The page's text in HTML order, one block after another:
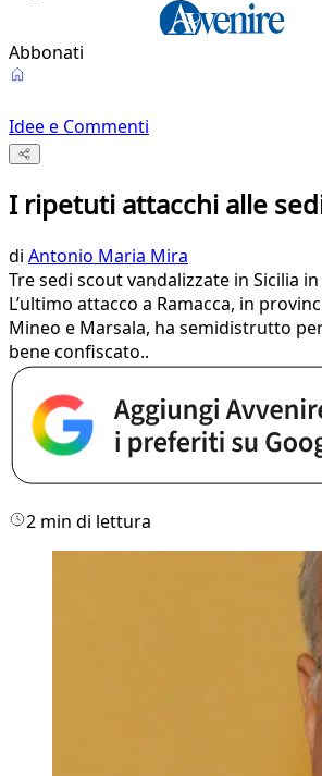
Abbonati
Idee e Commenti
I ripetuti attacchi alle
di Antonio Maria Mira
Tre sedi scout vandalizzate in Sicilia
L’ultimo attacco a Ramacca, in
Mineo e Marsala, ha semidistrutto
bene confiscato..
2 min di lettura